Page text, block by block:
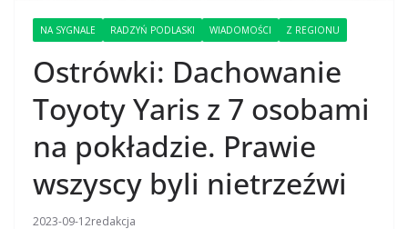
NA SYGNALE RADZYŃ PODLASKI WIADOMOŚCI Z REGIONU
Ostrówki: Dachowanie
Toyoty Yaris z 7 osobami
na pokładzie. Prawie
wszyscy byli nietrzeźwi
2023-09-12redakcja